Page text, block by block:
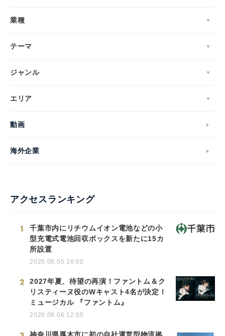
業種
テーマ
ジャンル
エリア
動画
海外企業
アクセスランキング
1
千葉市内にリチウムイオン電池などの小
型充電式電池回収ボックスを新たに15カ
所設置
2026.08.05 16:00
2
2027年夏、待望の再演！ファントム＆ク
リスティーヌ役のWキャスト4名が決定！
ミュージカル 『ファントム』
2026.08.06 12:00